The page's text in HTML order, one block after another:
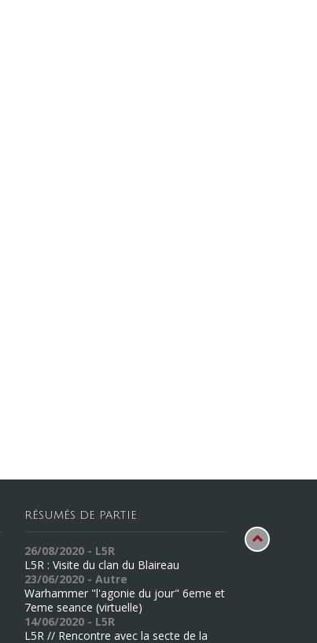
RÉSUMÉS DE PARTIE
26/08/2020 - L5R
L5R : Visite du clan du Blaireau
23/06/2020 - Autre
Warhammer "l'agonie du jour" 6eme et
7eme seance (virtuelle)
14/06/2020 - L5R
L5R // Rencontre avec la secte de la